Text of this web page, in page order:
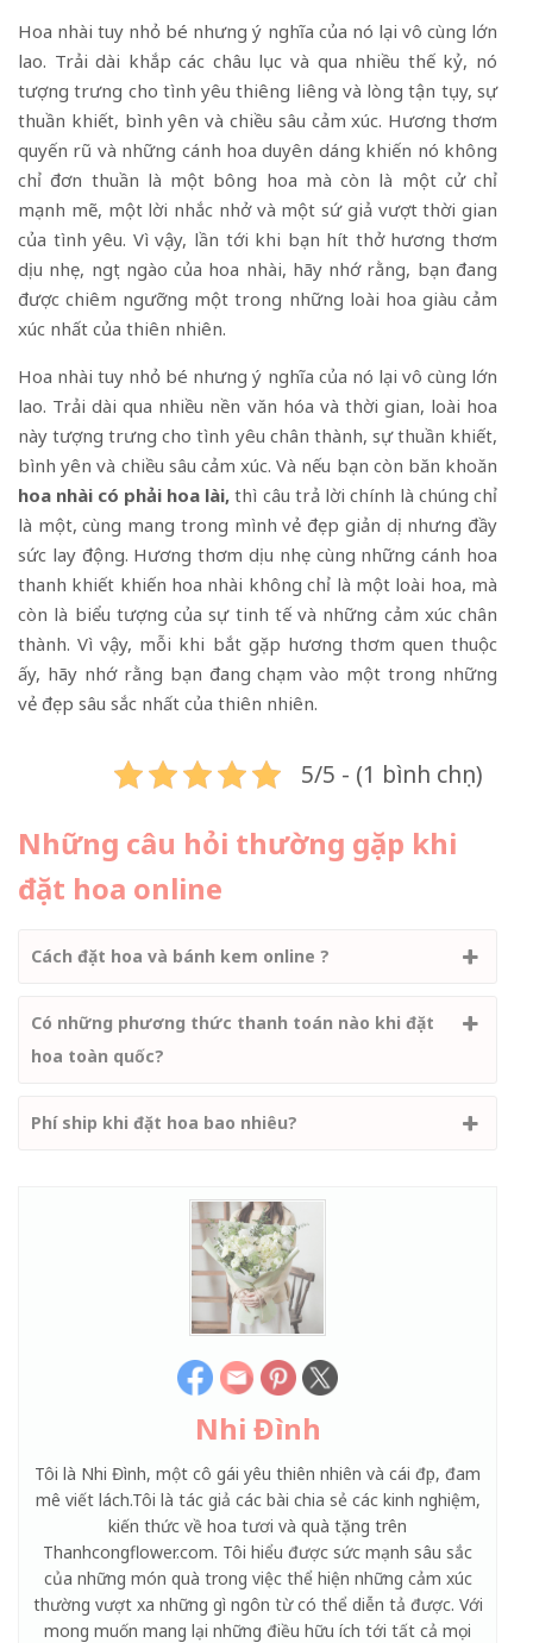
Hoa nhài tuy nhỏ bé nhưng ý nghĩa của nó lại vô cùng lớn
lao. Trải dài khắp các châu lục và qua nhiều thế kỷ, nó
tượng trưng cho tình yêu thiêng liêng và lòng tận tụy, sự
thuần khiết, bình yên và chiều sâu cảm xúc. Hương thơm
quyến rũ và những cánh hoa duyên dáng khiến nó không
chỉ đơn thuần là một bông hoa mà còn là một cử chỉ
mạnh mẽ, một lời nhắc nhở và một sứ giả vượt thời gian
của tình yêu. Vì vậy, lần tới khi bạn hít thở hương thơm
dịu nhẹ, ngọt ngào của hoa nhài, hãy nhớ rằng, bạn đang
được chiêm ngưỡng một trong những loài hoa giàu cảm
xúc nhất của thiên nhiên.
Hoa nhài tuy nhỏ bé nhưng ý nghĩa của nó lại vô cùng lớn
lao. Trải dài qua nhiều nền văn hóa và thời gian, loài hoa
này tượng trưng cho tình yêu chân thành, sự thuần khiết,
bình yên và chiều sâu cảm xúc. Và nếu bạn còn băn khoăn
hoa nhài có phải hoa lài, thì câu trả lời chính là chúng chỉ
là một, cùng mang trong mình vẻ đẹp giản dị nhưng đầy
sức lay động. Hương thơm dịu nhẹ cùng những cánh hoa
thanh khiết khiến hoa nhài không chỉ là một loài hoa, mà
còn là biểu tượng của sự tinh tế và những cảm xúc chân
thành. Vì vậy, mỗi khi bắt gặp hương thơm quen thuộc
ấy, hãy nhớ rằng bạn đang chạm vào một trong những
vẻ đẹp sâu sắc nhất của thiên nhiên.
5/5 - (1 bình chọn)
Những câu hỏi thường gặp khi
đặt hoa online
Cách đặt hoa và bánh kem online ?
Có những phương thức thanh toán nào khi đặt
hoa toàn quốc?
Phí ship khi đặt hoa bao nhiêu?
Nhi Đình
Tôi là Nhi Đình, một cô gái yêu thiên nhiên và cái đẹp, đam
mê viết lách.Tôi là tác giả các bài chia sẻ các kinh nghiệm,
kiến thức về hoa tươi và quà tặng trên
Thanhcongflower.com. Tôi hiểu được sức mạnh sâu sắc
của những món quà trong việc thể hiện những cảm xúc
thường vượt xa những gì ngôn từ có thể diễn tả được. Với
mong muốn mang lại những điều hữu ích tới tất cả mọi